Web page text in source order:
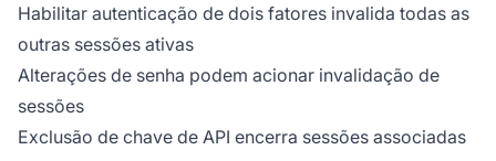
Habilitar autenticação de dois fatores invalida todas as
outras sessões ativas
Alterações de senha podem acionar invalidação de
sessões
Exclusão de chave de API encerra sessões associadas